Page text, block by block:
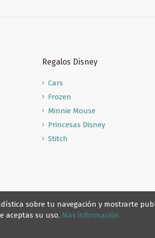
Regalos Disney
Cars
Frozen
Minnie Mouse
Princesas Disney
Stitch
sobre tu navegación y mostrarte
aceptas su uso. Mas información